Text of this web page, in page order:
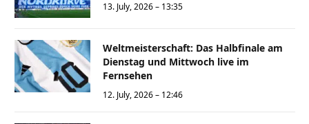
13. July, 2026 – 13:35
Weltmeisterschaft: Das Halbfinale am
Dienstag und Mittwoch live im
Fernsehen
12. July, 2026 – 12:46